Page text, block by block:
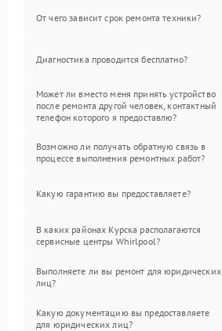
От чего зависит срок ремонта техники?
Диагностика проводится бесплатно?
Может ли вместо меня принять устройство
после ремонта другой человек, контактный
телефон которого я предоставлю?
Возможно ли получать обратную связь в
процессе выполнения ремонтных работ?
Какую гарантию вы предоставляете?
В каких районах Курска располагаются
сервисные центры Whirlpool?
Выполняете ли вы ремонт для юридических
лиц?
Какую документацию вы предоставляете
для юридических лиц?